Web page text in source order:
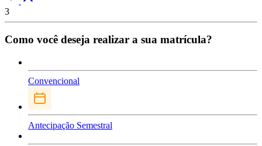
3
Como você deseja realizar a sua matrícula?
Convencional
Antecipação Semestral